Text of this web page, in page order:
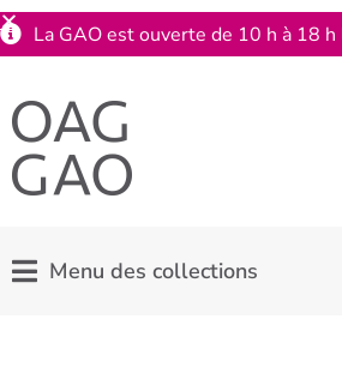
Menu des collections
La GAO est ouverte de 10 h à 18